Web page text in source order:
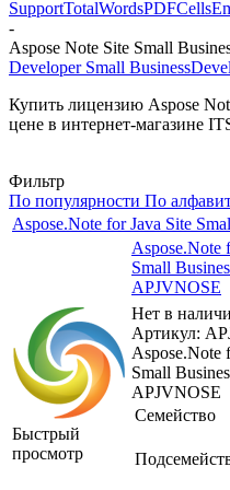
SupportTotalWordsPDFCells
-
Aspose Note Site Small
Developer Small Business
Купить лицензию Aspose
цене в интернет-магазине
Фильтр
По популярности По
Aspose.Note for Java Site
Быстрый
просмотр
Aspose.Note
Small
APJVNOSE
Нет в
Артикул:
Aspose.Note
Small
APJVNOSE
Семейство